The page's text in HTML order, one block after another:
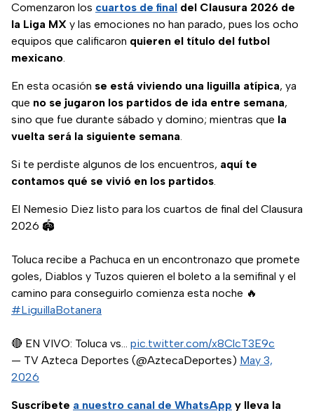
Comenzaron los cuartos de final del Clausura 2026 de
la Liga MX y las emociones no han parado, pues los ocho
equipos que calificaron quieren el título del futbol
mexicano.
En esta ocasión se está viviendo una liguilla atípica, ya
que no se jugaron los partidos de ida entre semana,
sino que fue durante sábado y domino; mientras que la
vuelta será la siguiente semana.
Si te perdiste algunos de los encuentros, aquí te
contamos qué se vivió en los partidos.
El Nemesio Diez listo para los cuartos de final del Clausura
2026 🏟
Toluca recibe a Pachuca en un encontronazo que promete
goles, Diablos y Tuzos quieren el boleto a la semifinal y el
camino para conseguirlo comienza esta noche 🔥
#LiguillaBotanera
🔴 EN VIVO: Toluca vs… pic.twitter.com/x8ClcT3E9c
— TV Azteca Deportes (@AztecaDeportes) May 3,
2026
Suscríbete a nuestro canal de WhatsApp y lleva la